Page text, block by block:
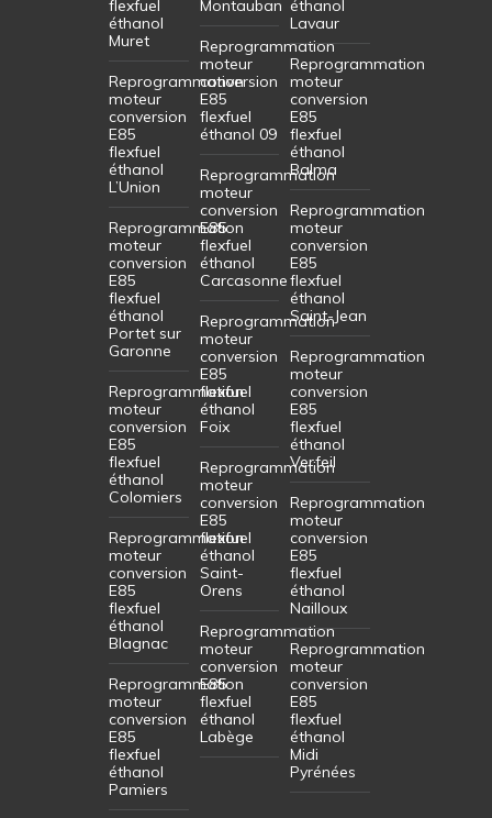
flexfuel
éthanol
Muret
Reprogrammation
moteur
conversion
E85
flexfuel
éthanol
L’Union
Reprogrammation
moteur
conversion
E85
flexfuel
éthanol
Portet sur
Garonne
Reprogrammation
moteur
conversion
E85
flexfuel
éthanol
Colomiers
Reprogrammation
moteur
conversion
E85
flexfuel
éthanol
Blagnac
Reprogrammation
moteur
conversion
E85
flexfuel
éthanol
Pamiers
Montauban
Reprogrammation
moteur
conversion
E85
flexfuel
éthanol 09
Reprogrammation
moteur
conversion
E85
flexfuel
éthanol
Carcasonne
Reprogrammation
moteur
conversion
E85
flexfuel
éthanol
Foix
Reprogrammation
moteur
conversion
E85
flexfuel
éthanol
Saint-
Orens
Reprogrammation
moteur
conversion
E85
flexfuel
éthanol
Labège
éthanol
Lavaur
Reprogrammation
moteur
conversion
E85
flexfuel
éthanol
Balma
Reprogrammation
moteur
conversion
E85
flexfuel
éthanol
Saint-Jean
Reprogrammation
moteur
conversion
E85
flexfuel
éthanol
Verfeil
Reprogrammation
moteur
conversion
E85
flexfuel
éthanol
Nailloux
Reprogrammation
moteur
conversion
E85
flexfuel
éthanol
Midi
Pyrénées